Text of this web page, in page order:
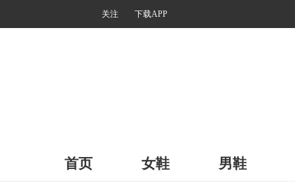
关注 下载APP
首页 女鞋 男鞋